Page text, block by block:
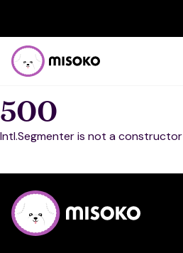
500
Intl.Segmenter is not a constructor